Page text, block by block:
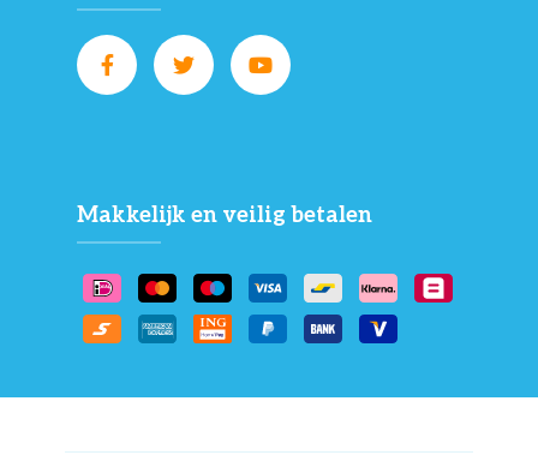
Makkelijk en veilig betalen